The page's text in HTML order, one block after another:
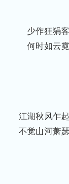
少作狂狷
何时如云
江湖秋风乍
不觉山河萧